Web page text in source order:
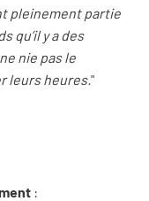
pleinement partie
qu’il y a des
nie pas le
leurs heures."
: